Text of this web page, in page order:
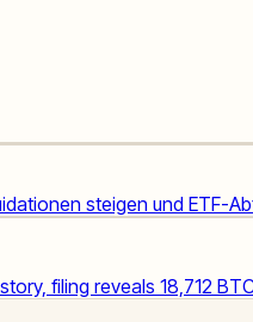
steigen und ETF-
filing reveals 18,712